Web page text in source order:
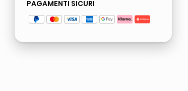
PAGAMENTI SICURI